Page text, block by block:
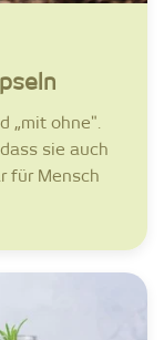
„mit ohne".
sie auch
für Mensch